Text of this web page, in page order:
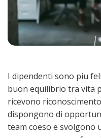
I dipendenti sono piu
buon equilibrio tra vita
ricevono
dispongono di
team coeso e svolgono